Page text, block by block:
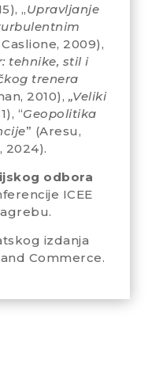
„Upravljanje
2009),
tehnike, stil i
trenera
2010), „Veliki
“Geopolitika
” (Aresu,
2024).
odbora
ICEE
izdanja
Commerce.